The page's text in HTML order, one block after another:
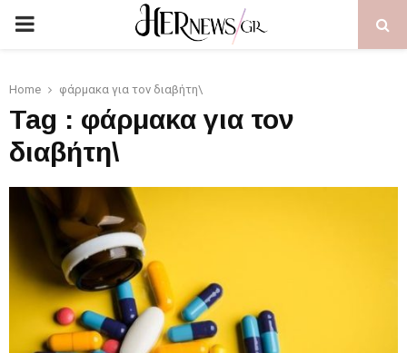
PRIMARY
Home φάρμακα για τον διαβήτη\
Tag : φάρμακα για τον
διαβήτη\